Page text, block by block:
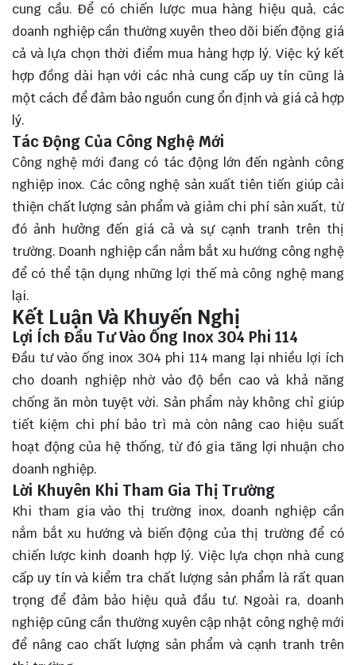
cung cầu. Để có chiến lược mua hàng hiệu quả, các
doanh nghiệp cần thường xuyên theo dõi biến động giá
cả và lựa chọn thời điểm mua hàng hợp lý. Việc ký kết
hợp đồng dài hạn với các nhà cung cấp uy tín cũng là
một cách để đảm bảo nguồn cung ổn định và giá cả hợp
lý.
Tác Động Của Công Nghệ Mới
Công nghệ mới đang có tác động lớn đến ngành công
nghiệp inox. Các công nghệ sản xuất tiên tiến giúp cải
thiện chất lượng sản phẩm và giảm chi phí sản xuất, từ
đó ảnh hưởng đến giá cả và sự cạnh tranh trên thị
trường. Doanh nghiệp cần nắm bắt xu hướng công nghệ
để có thể tận dụng những lợi thế mà công nghệ mang
lại.
Kết Luận Và Khuyến Nghị
Lợi Ích Đầu Tư Vào Ống Inox 304 Phi 114
Đầu tư vào ống inox 304 phi 114 mang lại nhiều lợi ích
cho doanh nghiệp nhờ vào độ bền cao và khả năng
chống ăn mòn tuyệt vời. Sản phẩm này không chỉ giúp
tiết kiệm chi phí bảo trì mà còn nâng cao hiệu suất
hoạt động của hệ thống, từ đó gia tăng lợi nhuận cho
doanh nghiệp.
Lời Khuyên Khi Tham Gia Thị Trường
Khi tham gia vào thị trường inox, doanh nghiệp cần
nắm bắt xu hướng và biến động của thị trường để có
chiến lược kinh doanh hợp lý. Việc lựa chọn nhà cung
cấp uy tín và kiểm tra chất lượng sản phẩm là rất quan
trọng để đảm bảo hiệu quả đầu tư. Ngoài ra, doanh
nghiệp cũng cần thường xuyên cập nhật công nghệ mới
để nâng cao chất lượng sản phẩm và cạnh tranh trên